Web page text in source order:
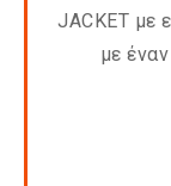
JACKET με
με